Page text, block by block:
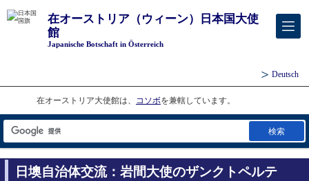
在オーストリア（ウィーン）日本国大使
館
Japanische Botschaft in Österreich
Deutsch
在オーストリア大使館は、 コソボを兼轄しています。
検索
日墺自治体交流：岩間大使のザンクトペルテ